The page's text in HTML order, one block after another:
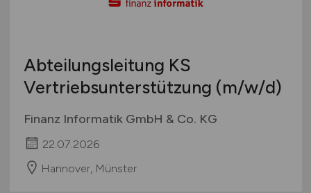
Abteilungsleitung KS
Vertriebsunterstützung (m/w/d)
Finanz Informatik GmbH & Co. KG
22.07.2026
Hannover, Münster